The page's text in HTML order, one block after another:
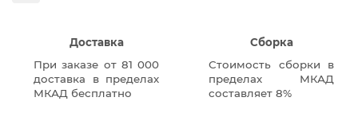
Доставка
При заказе от 81 000
доставка в пределах
МКАД бесплатно
Сборка
Стоимость сборки в
пределах МКАД
составляет 8%